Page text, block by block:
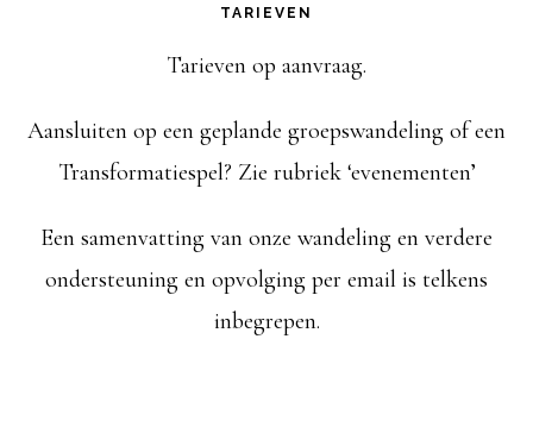
TARIEVEN
Tarieven op aanvraag.
Aansluiten op een geplande groepswandeling of een
Transformatiespel? Zie rubriek ‘evenementen’
Een samenvatting van onze wandeling en verdere
ondersteuning en opvolging per email is telkens
inbegrepen.